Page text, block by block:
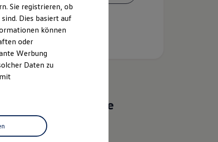
Das sind unsere
Leistungen
Sie registrieren, ob
Dies basiert auf
können
oder
Werbung
Daten zu